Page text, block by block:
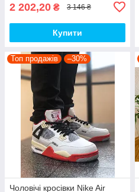
2 202,20 ₴ 3 146 ₴
Купити
Топ продажів –30%
Чоловічі кросівки Nike Air